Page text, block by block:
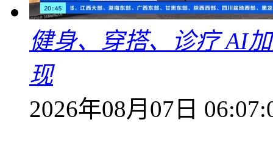
健身、穿搭、诊疗 AI
现
2026年08月07日